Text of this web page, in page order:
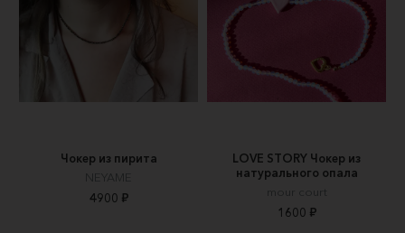
Чокер из пирита
NEYAME
4900 ₽
LOVE STORY Чокер из
натурального опала
mour court
1600 ₽